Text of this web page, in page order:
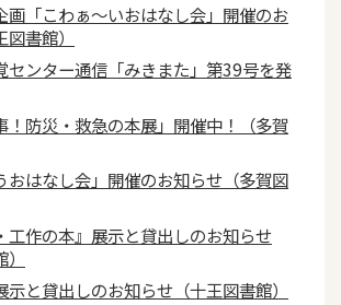
画「こわぁ～いおはなし会」開催のお
書館）
センター通信「みきまた」第39号を発
！防災・救急の本展」開催中！（多賀
おはなし会」開催のお知らせ（多賀図
工作の本』展示と貸出しのお知らせ
示と貸出しのお知らせ（十王図書館）